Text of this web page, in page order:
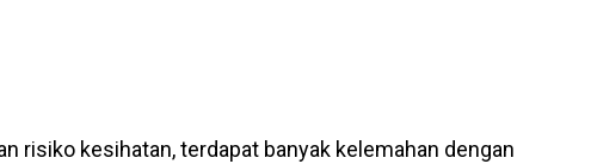
risiko kesihatan, terdapat banyak kelemahan dengan